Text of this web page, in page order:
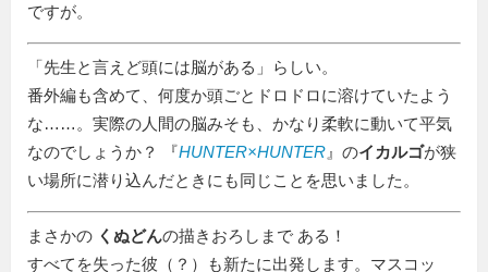
ですが。
先生と言えど頭には脳がある
らしい。
番外編も含めて、何度か頭ごとドロドロに溶けていたよう
な……。実際の人間の脳みそも、かなり柔軟に動いて平気
なのでしょうか？ 『HUNTER×HUNTER 』のイカルゴが狭
い場所に潜り込んだときにも同じことを思いました。
まさかの くぬどんの描きおろしまで ある！
すべてを失った彼（？）も新たに出発します。マスコッ